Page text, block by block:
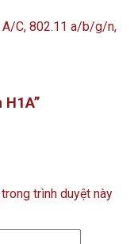
A/C, 802.11 a/b/g/n,
trình duyệt này